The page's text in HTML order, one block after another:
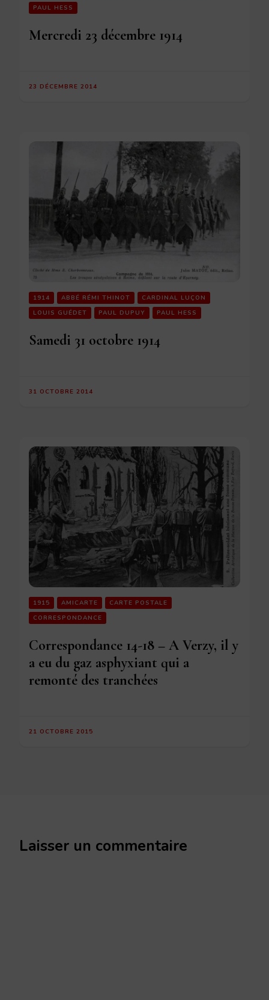
PAUL HESS
Mercredi 23 décembre 1914
23 DÉCEMBRE 2014
1914 ABBÉ RÉMI THINOT
CARDINAL LUÇON
LOUIS GUÉDET
PAUL DUPUY PAUL HESS
Samedi 31 octobre 1914
31 OCTOBRE 2014
1915 AMICARTE
CARTE POSTALE
CORRESPONDANCE
Correspondance 14-18 – A Verzy, il y
a eu du gaz asphyxiant qui a
remonté des tranchées
21 OCTOBRE 2015
Laisser un commentaire